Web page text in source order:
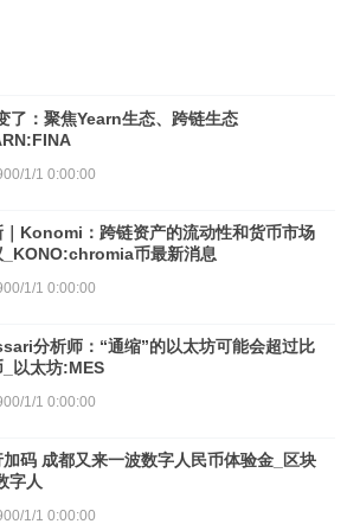
了：聚焦Yearn生态、跨链生态
1/1 0:00:00
｜Konomi：跨链资产的流动性和货币市场
_KONO:chromia币最新消息
1/1 0:00:00
分析师：“通缩”的以太坊可能会超过比
_以太坊:MES
1/1 0:00:00
加码 成都又来一波数字人民币体验金_区块
字人
1/1 0:00:00